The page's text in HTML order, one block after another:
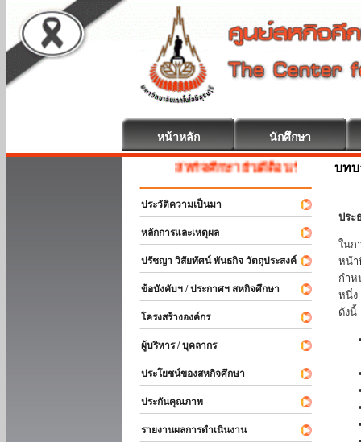
หน้าหลัก นักศึกษา
สหกิจศึกษา ยินดีต้อนรับ
ประวัติความเป็นมา
หลักการและเหตุผล
ปรัชญา วิสัยทัศน์ พันธกิจ วัตถุประสงค์
ข้อบังคับฯ / ประกาศฯ สหกิจศึกษา
โครงสร้างองค์กร
ผู้บริหาร / บุคลากร
ประโยชน์ของสหกิจศึกษา
ประกันคุณภาพ
รายงานผลการดำเนินงาน
บทบ
ประ
ในก
หน้า
กำห
หนึ่ง
ดังนี้